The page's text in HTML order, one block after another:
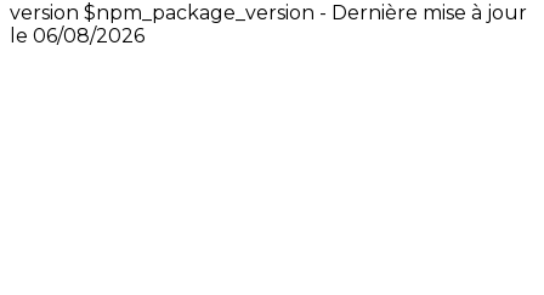
version $npm_package_version - Dernière mise à jour
le 06/08/2026